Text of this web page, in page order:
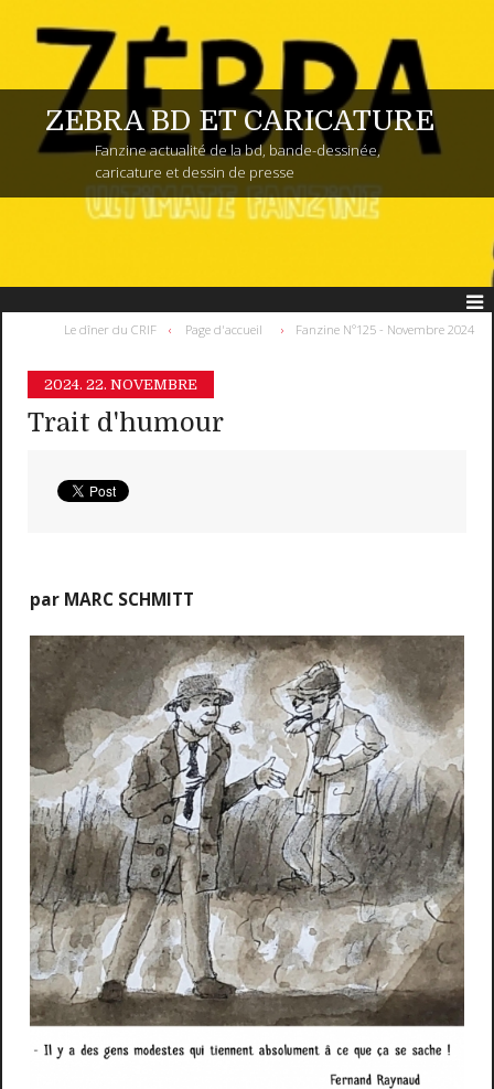
ZEBRA BD ET CARICATURE
Fanzine actualité de la bd, bande-dessinée,
caricature et dessin de presse
Le dîner du CRIF Page d'accueil Fanzine N°125 - Novembre 2024
2024. 22. NOVEMBRE
Trait d'humour
par MARC SCHMITT